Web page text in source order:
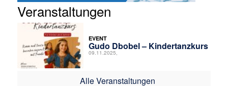
Veranstaltungen
EVENT
Gudo Dbobel – Kindertanzkurs
09.11.2025,
Alle Veranstaltungen